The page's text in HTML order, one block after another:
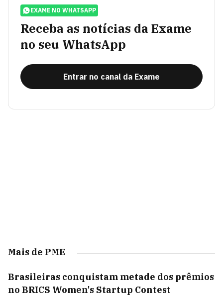
EXAME NO WHATSAPP
Receba as notícias da Exame
no seu WhatsApp
Entrar no canal da Exame
Mais de PME
Brasileiras conquistam metade dos prêmios
no BRICS Women's Startup Contest